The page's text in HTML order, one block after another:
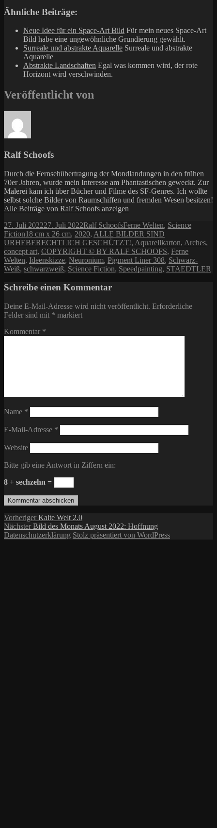
Ähnliche Beiträge:
Neue Idee für ein Space-Art Bild Für mein neues Space-Art
Bild habe eine ungewöhnliche Grundierung gewählt.
Surreale und abstrakte Aquarelle Surreale und abstrakte
Aquarelle
Abstrakte Landschaften Egal was kommen wird, der rote
Horizont wird verschwinden.
Veröffentlicht von
Ralf Schoofs
Durch die Fernsehübertragung der Mondlandungen in den frühen
70er Jahren, wurde mein Interesse am Phantastischen geweckt. Zur
Malerei kam ich über Bücher und Filme des SF-Genres. Ich wollte
selbst solche Bilder von Raumschiffen und fremden Wesen besitzen!
Alle Beiträge von Ralf Schoofs anzeigen
Veröffentlicht
am
27. Juli 202227. Juli 2022Autor
Ralf SchoofsKategorien
Ferne Welten, Science
FictionSchlagwörter
18 cm x 26 cm, 2020, ALLE BILDER SIND
URHEBERECHTLICH GESCHÜTZT!, Aquarellkarton, Arches,
concept art, COPYRIGHT © BY RALF SCHOOFS, Ferne
Welten, Ideenskizze, Neuronium, Pigment Liner 308, Schwarz-
Weiß, schwarzweiß, Science Fiction, Speedpainting, STAEDTLER
Schreibe einen Kommentar
Deine E-Mail-Adresse wird nicht veröffentlicht. Erforderliche
Felder sind mit * markiert
Kommentar *
Name *
E-Mail-Adresse *
Website
Bitte gib eine Antwort in Ziffern ein:
8 + sechzehn =
Beitragsnavigation
Vorheriger Vorheriger
Beitrag:
Kalte Welt 2.0
Nächster Nächster
Beitrag:
Bild des Monats August 2022: Hoffnung
Datenschutzerklärung Stolz präsentiert von WordPress